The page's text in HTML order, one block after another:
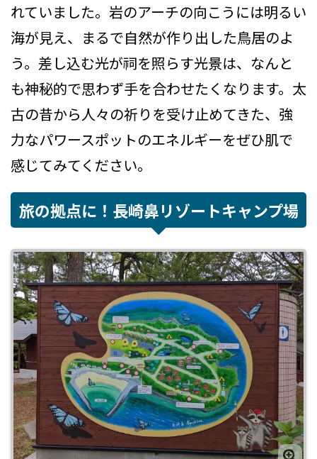
れていました。岩のアーチの向こうには明るい
海が見え、まるで自然が作り出した鳥居のよ
う。差し込む光が祠を照らす光景は、なんと
も神秘的で思わず手を合わせたくなります。太
古の昔から人々の祈りを受け止めてきた、強
力なパワースポットのエネルギーをぜひ肌で
感じてみてください。
旅の拠点に！長崎鼻リゾートキャンプ場